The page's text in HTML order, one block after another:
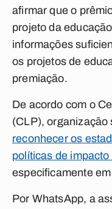
afirmar que o
projeto da
informações
os projetos de
premiação.
De acordo com o
(CLP),
reconhecer os
políticas de
especificamente
Por WhatsApp, a